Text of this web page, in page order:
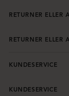
RETURNER ELLER
RETURNER ELLER
KUNDESERVICE
KUNDESERVICE